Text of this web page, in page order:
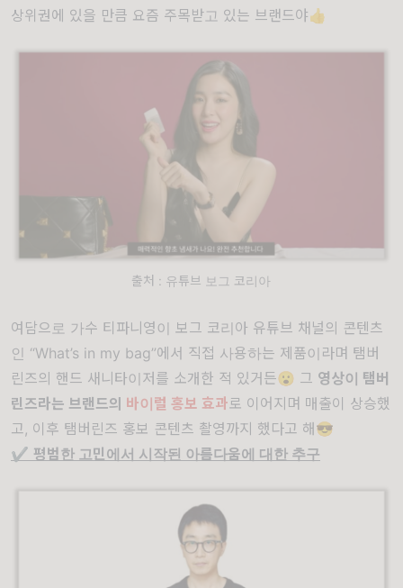
상위권에 있을 만큼 요즘 주목받고 있는 브랜드야👍
출처 : 유튜브 보그 코리아
여담으로 가수 티파니영이 보그 코리아 유튜브 채널의 콘텐츠
인 “What’s in my bag”에서 직접 사용하는 제품이라며 탬버
린즈의 핸드 새니타이저를 소개한 적 있거든😮 그 영상이 탬버
린즈라는 브랜드의 바이럴 홍보 효과로 이어지며 매출이 상승했
고, 이후 탬버린즈 홍보 콘텐츠 촬영까지 했다고 해😎
✔️ 평범한 고민에서 시작된 아름다움에 대한 추구